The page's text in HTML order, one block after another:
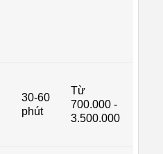
30-60
phút
Từ
700.000 -
3.500.000